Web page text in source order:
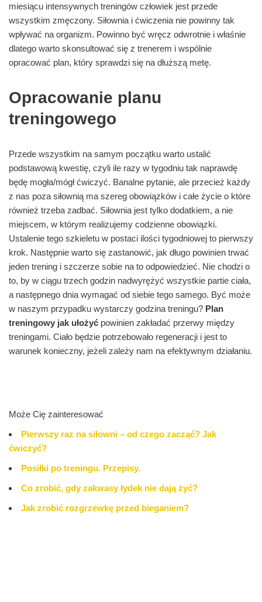
miesiącu intensywnych treningów człowiek jest przede
wszystkim zmęczony. Siłownia i ćwiczenia nie powinny tak
wpływać na organizm. Powinno być wręcz odwrotnie i właśnie
dlatego warto skonsultować się z trenerem i wspólnie
opracować plan, który sprawdzi się na dłuższą metę.
Opracowanie planu
treningowego
Przede wszystkim na samym początku warto ustalić
podstawową kwestię, czyli ile razy w tygodniu tak naprawdę
będę mogła/mógł ćwiczyć. Banalne pytanie, ale przecież każdy
z nas poza siłownią ma szereg obowiązków i całe życie o które
również trzeba zadbać. Siłownia jest tylko dodatkiem, a nie
miejscem, w którym realizujemy codzienne obowiązki.
Ustalenie tego szkieletu w postaci ilości tygodniowej to pierwszy
krok. Następnie warto się zastanowić, jak długo powinien trwać
jeden trening i szczerze sobie na to odpowiedzieć. Nie chodzi o
to, by w ciągu trzech godzin nadwyrężyć wszystkie partie ciała,
a następnego dnia wymagać od siebie tego samego. Być może
w naszym przypadku wystarczy godzina treningu? Plan
treningowy jak ułożyć powinien zakładać przerwy między
treningami. Ciało będzie potrzebowało regeneracji i jest to
warunek konieczny, jeżeli zależy nam na efektywnym działaniu.
Może Cię zainteresować
Pierwszy raz na siłowni – od czego zacząć? Jak
ćwiczyć?
Posiłki po treningu. Przepisy.
Co zrobić, gdy zakwasy łydek nie dają żyć?
Jak zrobić rozgrzewkę przed bieganiem?